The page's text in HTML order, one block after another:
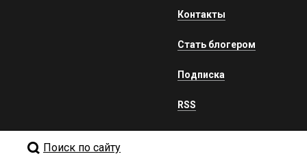
Контакты
Стать блогером
Подписка
RSS
Поиск по сайту